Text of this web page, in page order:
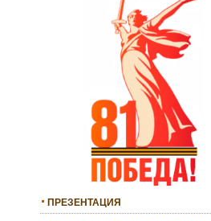
ПРЕЗЕНТАЦИЯ